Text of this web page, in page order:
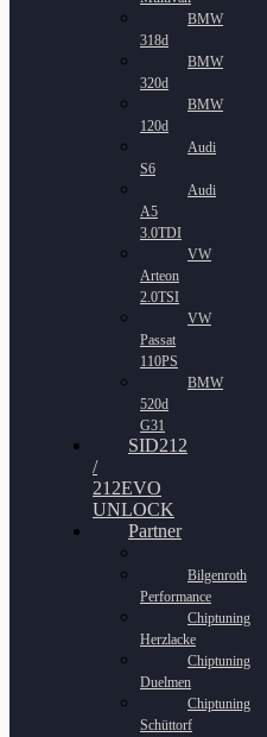
BMW
318d
BMW
320d
BMW
120d
Audi
S6
Audi
A5
3.0TDI
VW
Arteon
2.0TSI
VW
Passat
110PS
BMW
520d
G31
SID212
/
212EVO
UNLOCK
Partner
Bilgenroth
Performance
Chiptuning
Herzlacke
Chiptuning
Duelmen
Chiptuning
Schüttorf